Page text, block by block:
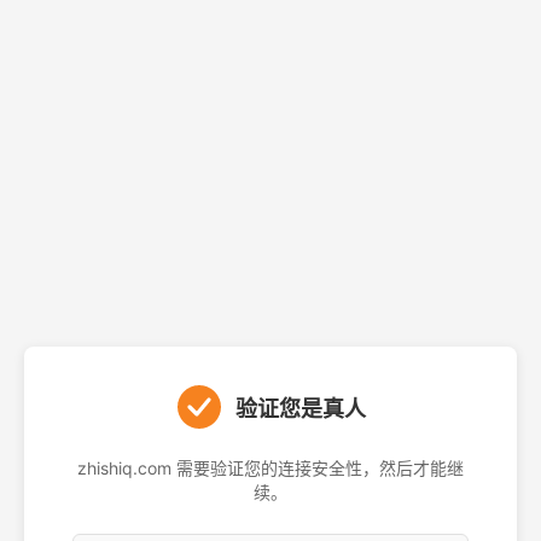
验证您是真人
zhishiq.com 需要验证您的连接安全性，然后才能继
续。